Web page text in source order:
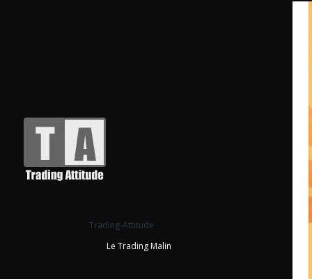
Trading-Attitude
Le Trading Malin